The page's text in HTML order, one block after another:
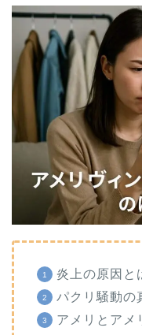
炎上の原因と
パクリ騒動の
アメリとアメ